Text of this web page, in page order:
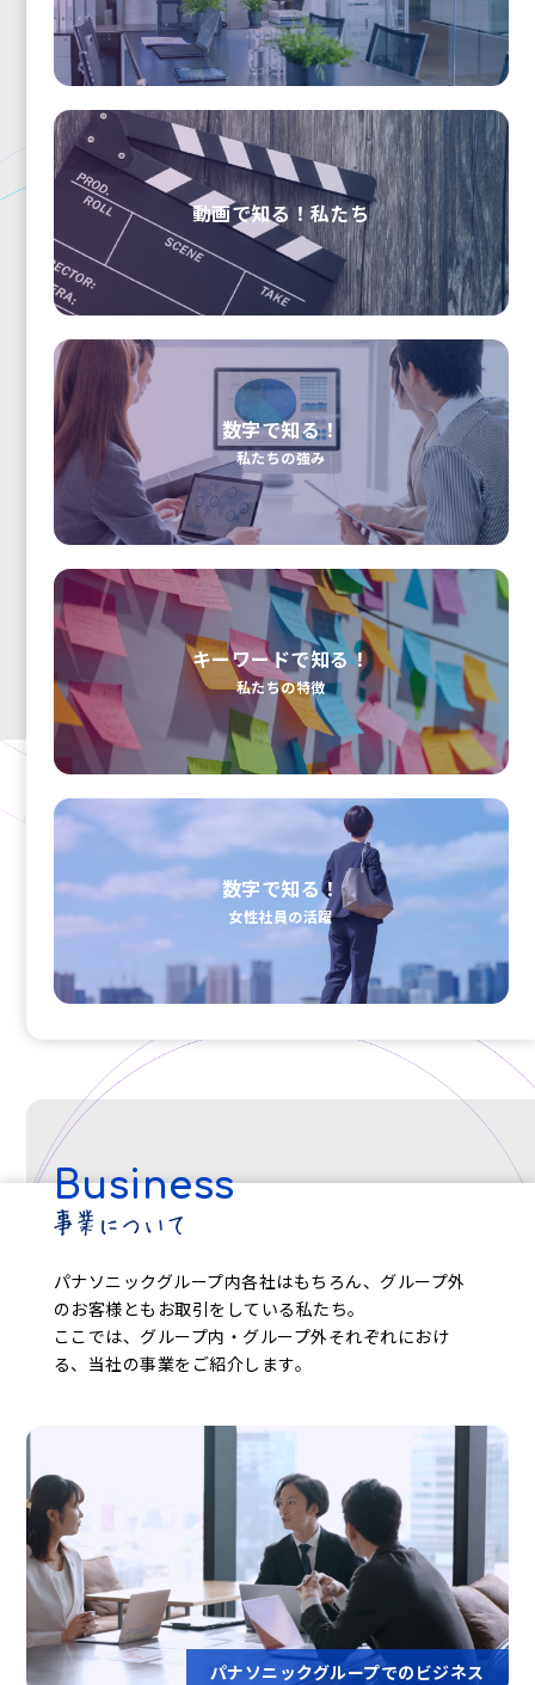
動画で知る！私たち
数字で知る！
私たちの強み
キーワードで知る！
私たちの特徴
数字で知る！
女性社員の活躍
Business
パナソニックグループ内各社はもちろん、グループ外
のお客様ともお取引をしている私たち。
ここでは、グループ内・グループ外それぞれにおけ
る、当社の事業をご紹介します。
パナソニックグループでのビジネス